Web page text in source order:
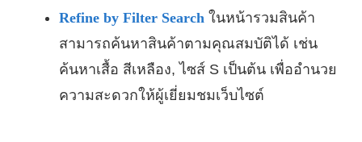
Refine by Filter Search ในหน้ารวมสินค้า
สามารถค้นหาสินค้าตามคุณสมบัติได้ เช่น
ค้นหาเสื้อ สีเหลือง, ไซส์ S เป็นต้น เพื่ออำนวย
ความสะดวกให้ผู้เยี่ยมชมเว็บไซต์